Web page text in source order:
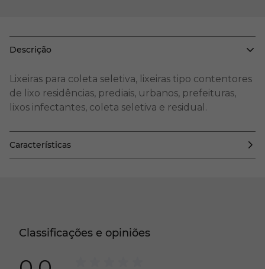
Descrição
Lixeiras para coleta seletiva, lixeiras tipo contentores
de lixo residências, prediais, urbanos, prefeituras,
lixos infectantes, coleta seletiva e residual.
Características
Classificações e opiniões